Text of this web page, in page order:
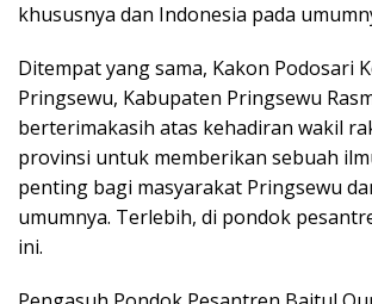
khususnya dan Indonesia pada
Ditempat yang sama, Kakon Podosari
Pringsewu, Kabupaten Pringsewu
berterimakasih atas kehadiran wakil
provinsi untuk memberikan sebuah
penting bagi masyarakat Pringsewu
umumnya. Terlebih, di pondok
ini.